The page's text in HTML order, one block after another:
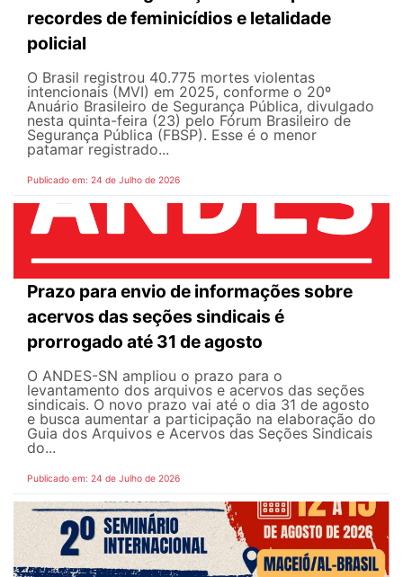
recordes de feminicídios e letalidade
policial
O Brasil registrou 40.775 mortes violentas
intencionais (MVI) em 2025, conforme o 20º
Anuário Brasileiro de Segurança Pública, divulgado
nesta quinta-feira (23) pelo Fórum Brasileiro de
Segurança Pública (FBSP). Esse é o menor
patamar registrado...
Publicado em: 24 de Julho de 2026
Prazo para envio de informações sobre
acervos das seções sindicais é
prorrogado até 31 de agosto
O ANDES-SN ampliou o prazo para o
levantamento dos arquivos e acervos das seções
sindicais. O novo prazo vai até o dia 31 de agosto
e busca aumentar a participação na elaboração do
Guia dos Arquivos e Acervos das Seções Sindicais
do...
Publicado em: 24 de Julho de 2026